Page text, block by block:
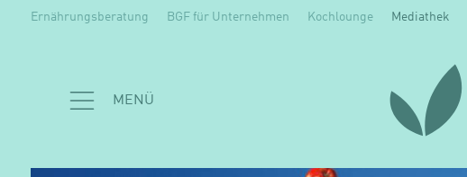
Ernährungsberatung BGF für Unternehmen Kochlounge Mediathek
MENÜ